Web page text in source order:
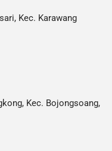
Kec. Karawang
Kec. Bojongsoang,